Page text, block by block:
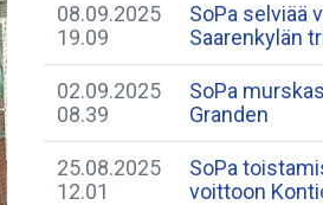
08.09.2025
19.09
​SoPa selviää
Saarenkylän
02.09.2025
08.39
​SoPa
Granden
25.08.2025
12.01
​SoPa
voittoon